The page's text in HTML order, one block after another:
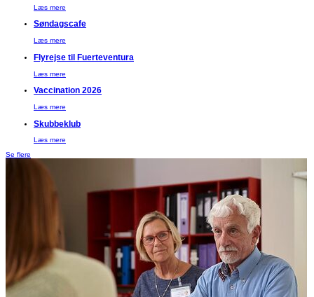
Læs mere
Søndagscafe
Læs mere
Flyrejse til Fuerteventura
Læs mere
Vaccination 2026
Læs mere
Skubbeklub
Læs mere
Se flere